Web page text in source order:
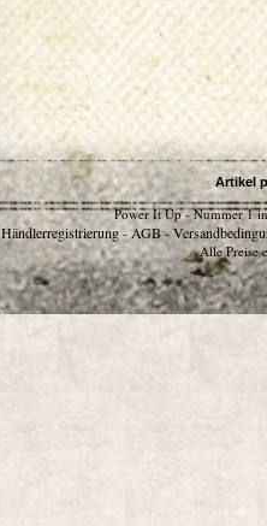
Artikel
Power It Up - Nummer 1
Händlerregistrierung - AGB -
Alle Preise